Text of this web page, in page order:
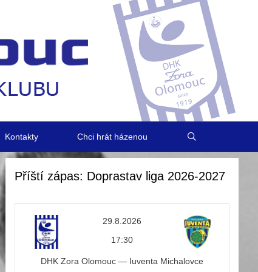
Kontakty Chci hrát házenou
Příští zápas: Doprastav liga 2026-2027
29.8.2026
17:30
DHK Zora Olomouc — Iuventa Michalovce